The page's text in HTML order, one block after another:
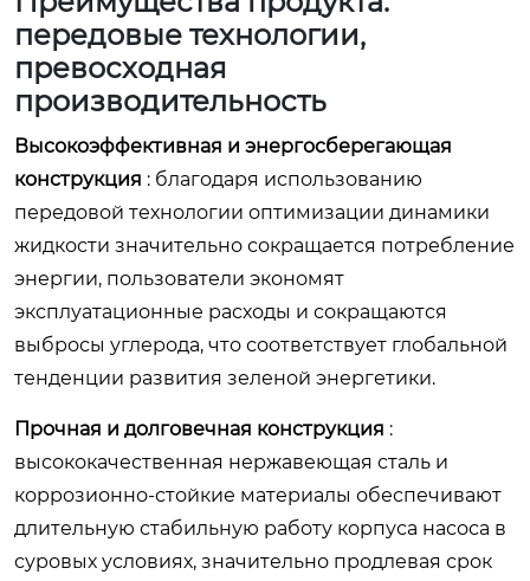
передовые технологии,
превосходная
производительность
Высокоэффективная и энергосберегающая
конструкция : благодаря использованию
передовой технологии оптимизации динамики
жидкости значительно сокращается потребление
энергии, пользователи экономят
эксплуатационные расходы и сокращаются
выбросы углерода, что соответствует глобальной
тенденции развития зеленой энергетики.
Прочная и долговечная конструкция :
высококачественная нержавеющая сталь и
коррозионно-стойкие материалы обеспечивают
длительную стабильную работу корпуса насоса в
суровых условиях, значительно продлевая срок